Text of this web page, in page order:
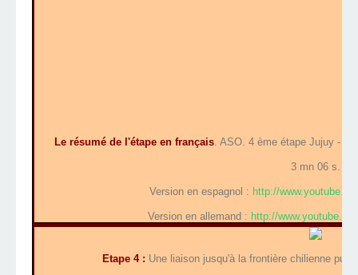
Le résumé de l'étape en français. ASO. 4 ème étape Jujuy -
3 mn 06 s.
Version en espagnol : http://
Version en allemand : http://
Etape 4 : Une liaison jusqu'à la frontière chilienne